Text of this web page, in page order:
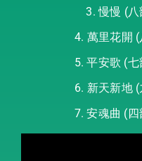
3. 慢慢 (
4. 萬里花開
5. 平安歌 (
6. 新天新地
7. 安魂曲 (